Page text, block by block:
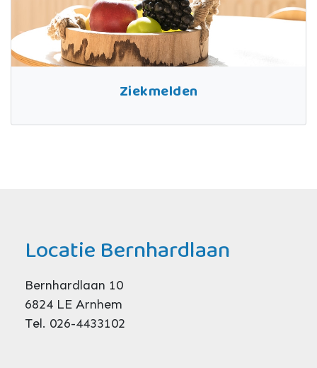
Ziekmelden
Locatie Bernhardlaan
Bernhardlaan 10
6824 LE Arnhem
Tel. 026-4433102